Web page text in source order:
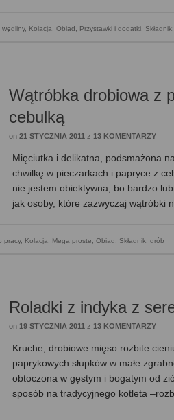
wędliny, Kolacja, Obiad, Przystawki i dodatki,
Wątróbka drobiowa z
cebulką
on21 STYCZNIA 2011 z 13 KOMENTARZY
Mięciutka i delikatna, podsmażona
chwilkę w pieczarkach i papryce z
nie jestem obiektywna, bo bardzo
jak osoby, które zazwyczaj
pracy, Kolacja, Mega proste, Obiad, Składnik: drób
Roladki z indyka z
on 19 STYCZNIA 2011 z 13 KOMENTARZY
Kruche, drobiowe mięso rozbite
paprykowych słupków w małe
obtoczona w gęstym i bogatym od
sposób na tradycyjnego kotleta